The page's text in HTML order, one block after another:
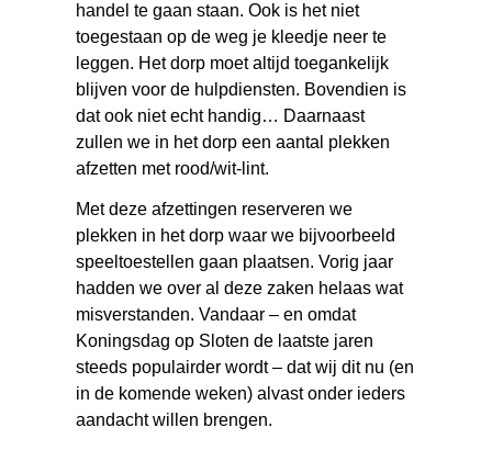
handel te gaan staan. Ook is het niet
toegestaan op de weg je kleedje neer te
leggen. Het dorp moet altijd toegankelijk
blijven voor de hulpdiensten. Bovendien is
dat ook niet echt handig… Daarnaast
zullen we in het dorp een aantal plekken
afzetten met rood/wit-lint.
Met deze afzettingen reserveren we
plekken in het dorp waar we bijvoorbeeld
speeltoestellen gaan plaatsen. Vorig jaar
hadden we over al deze zaken helaas wat
misverstanden. Vandaar – en omdat
Koningsdag op Sloten de laatste jaren
steeds populairder wordt – dat wij dit nu (en
in de komende weken) alvast onder ieders
aandacht willen brengen.